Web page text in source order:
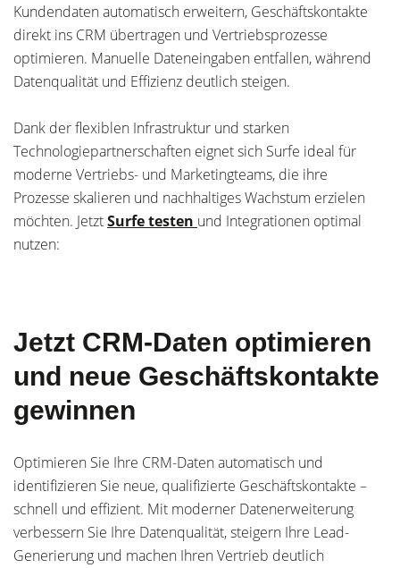
Kundendaten automatisch erweitern, Geschäftskontakte
direkt ins CRM übertragen und Vertriebsprozesse
optimieren. Manuelle Dateneingaben entfallen, während
Datenqualität und Effizienz deutlich steigen.
Dank der flexiblen Infrastruktur und starken
Technologiepartnerschaften eignet sich Surfe ideal für
moderne Vertriebs- und Marketingteams, die ihre
Prozesse skalieren und nachhaltiges Wachstum erzielen
möchten. JetztSurfe testen und Integrationen optimal
nutzen:
Jetzt CRM-Daten optimieren
und neue Geschäftskontakte
gewinnen
Optimieren Sie Ihre CRM-Daten automatisch und
identifizieren Sie neue, qualifizierte Geschäftskontakte –
schnell und effizient. Mit moderner Datenerweiterung
verbessern Sie Ihre Datenqualität, steigern Ihre Lead-
Generierung und machen Ihren Vertrieb deutlich